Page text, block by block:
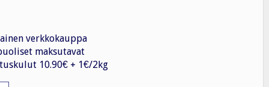
verkkokauppa
maksutavat
10.90€ + 1€/2kg